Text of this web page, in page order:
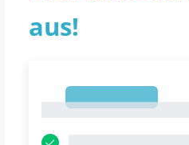
aus!